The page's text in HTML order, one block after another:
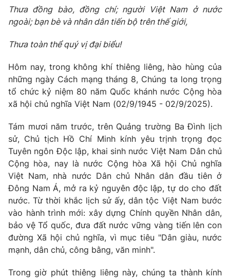
Khán giả
Âm nhạc
Sao
Du lịch
Giáo dục
Tuyển sinh
Học trực tuyến
Hitech Công nghệ tương lai
Sản phẩm
Tư vấn
Giao lưu trực tuyến
Chuyên mục khác
Emagazine Podcast
Photo Infographic
Video Shorts video
Thưa đồng bào, đồng chí; người Việt Nam ở nước
ngoài; bạn bèvà nhân dân tiến bộ trên thế giới,
Thưa toàn thể quý vị đại biểu!
Hôm nay, trong không khí thiêng liêng, hào hùng của
những ngày Cách mạng tháng 8, Chúng ta long trọng
tổ chức kỷ niệm 80 năm Quốc khánh nước Cộng hòa
xã hội chủ nghĩa Việt Nam (02/9/1945 - 02/9/2025).
Tám mươi năm trước, trên Quảng trường Ba Đình lịch
sử, Chủ tịch Hồ Chí Minh kính yêu trịnh trọng đọc
Tuyên ngôn Độc lập, khai sinh nước Việt Nam Dân chủ
Cộng hòa, nay là nước Cộng hòa Xã hội Chủ nghĩa
Việt Nam, nhà nước Dân chủ Nhân dân đầu tiên ở
Đông Nam Á, mở ra kỷ nguyên độc lập, tự do cho đất
nước. Từ thời khắc lịch sử ấy, dân tộc Việt Nam bước
vào hành trình mới: xây dựng Chính quyền Nhân dân,
bảo vệ Tổ quốc, đưa đất nước vững vàng tiến lên con
đường Xã hội chủ nghĩa, vì mục tiêu "Dân giàu, nước
mạnh, dân chủ, công bằng, văn minh".
Trong giờ phút thiêng liêng này, chúng ta thành kính